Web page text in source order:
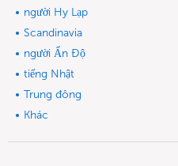
người Hy Lạp
Scandinavia
người Ấn Độ
tiếng Nhật
Trung đông
Khác